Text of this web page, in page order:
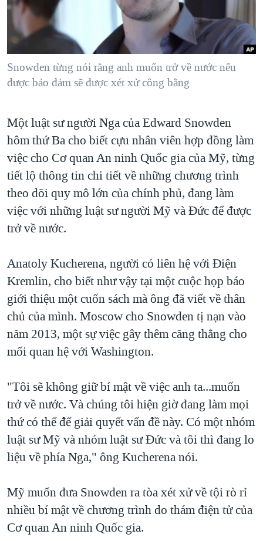
"Tìm"NGƯỜI VIỆT HẢI NGOẠI
ĐỜI SỐNG
KINH TẾ
VĂN HOÁ
THỂ THAO
GIÁO DỤC
TẠI
HÀNH TRÌNH BẦU CỬ 2024
MỘT NĂM CHIẾN TRANH TẠI DẢI GAZA
GIẢI MÃ VÀNH ĐAI & CON ĐƯỜNG
NGÀY TỊ NẠN THẾ GIỚI
GROUND ZERO – XƯA VÀ NAY
CHI PHÍ CHIẾN TRANH AFGHANISTAN
CÁC GIÁ TRỊ CỘNG HÒA Ở VIỆT NAM
THƯỢNG ĐỈNH TRUMP-KIM TẠI VIỆT NAM
TRỊNH VĨNH BÌNH VS. CHÍNH PHỦ VIỆT NAM
NGƯ DÂN VIỆT VÀ LÀN SÓNG TRỘM HẢI SÂM
QUAN HỆ VIỆT MỸ
VIDEO
NGHE
MẠNG XÃ HỘI
Ngôn ngữ khác
Snowden từng nói rằng anh muốn trở về nước nếu
được bảo đảm sẽ được xét xử công bằng
Một luật sư người Nga của Edward Snowden
hôm thứ Ba cho biết cựu nhân viên hợp đồng làm
việc cho Cơ quan An ninh Quốc gia của Mỹ, từng
tiết lộ thông tin chi tiết về những chương trình
theo dõi quy mô lớn của chính phủ, đang làm
việc với những luật sư người Mỹ và Đức để được
trở về nước.
Anatoly Kucherena, người có liên hệ với Điện
Kremlin, cho biết như vậy tại một cuộc họp báo
giới thiệu một cuốn sách mà ông đã viết về thân
chủ của mình. Moscow cho Snowden tị nạn vào
năm 2013, một sự việc gây thêm căng thẳng cho
mối quan hệ với Washington.
"Tôi sẽ không giữ bí mật về việc anh ta...muốn
trở về nước. Và chúng tôi hiện giờ đang làm mọi
thứ có thể để giải quyết vấn đề này. Có một nhóm
luật sư Mỹ và nhóm luật sư Đức và tôi thì đang lo
liệu về phía Nga," ông Kucherena nói.
Mỹ muốn đưa Snowden ra tòa xét xử về tội rò rỉ
nhiều bí mật về chương trình do thám điện tử của
Cơ quan An ninh Quốc gia.